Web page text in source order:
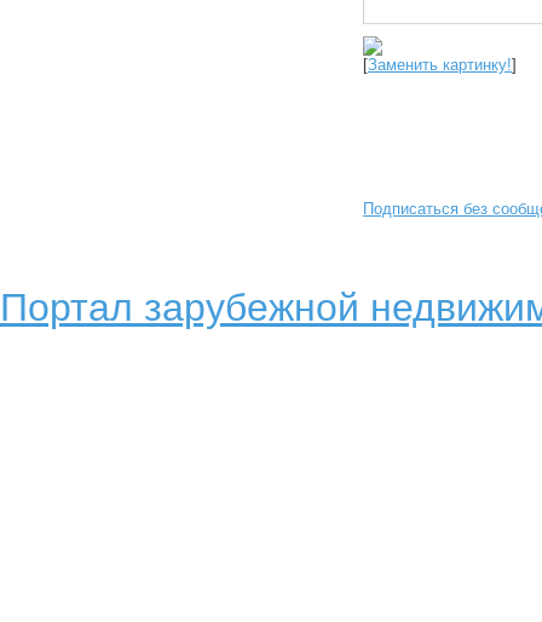
[Заменить картинку!]
Подписаться без
Портал зарубежной